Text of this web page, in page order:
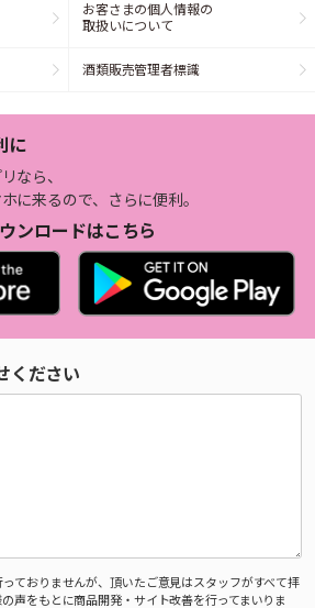
お客さまの個人情報の
取扱いについて
酒類販売管理者標識
に
なら、
に来るので、さらに便利。
ンロードはこちら
ください
ておりませんが、頂いたご意見はスタッフがすべて拝
声をもとに商品開発・サイト改善を行ってまいりま